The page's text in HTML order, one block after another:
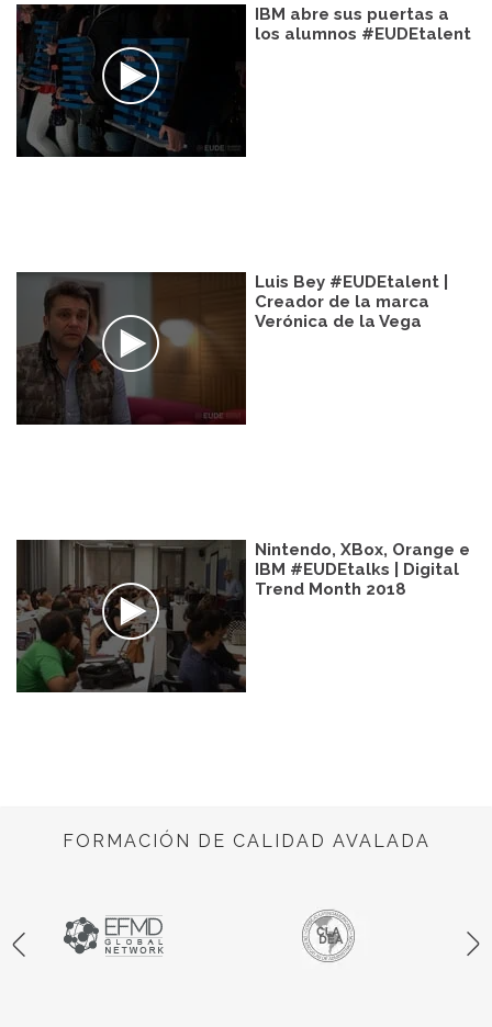
IBM abre sus puertas a
los alumnos #EUDEtalent
Luis Bey #EUDEtalent |
Creador de la marca
Verónica de la Vega
Nintendo, XBox, Orange e
IBM #EUDEtalks | Digital
Trend Month 2018
FORMACIÓN DE CALIDAD AVALADA